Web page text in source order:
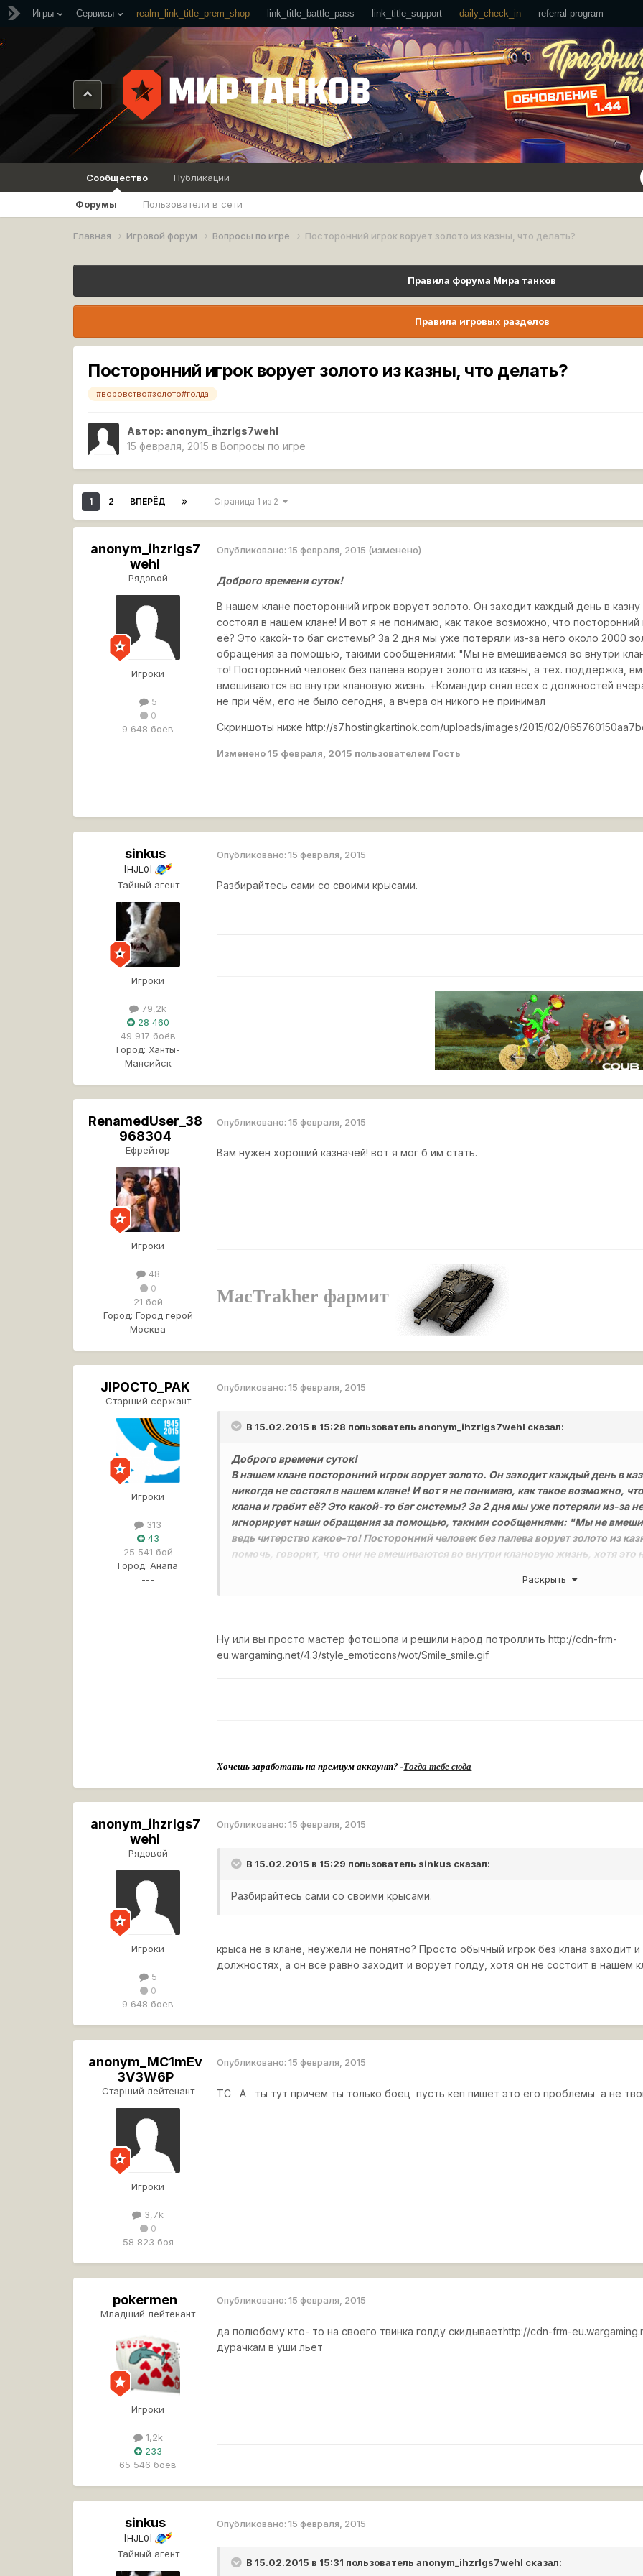
Игры Сервисы realm_link_title_prem_shop link_title_battle_pass link_title_support daily_check_in referral-program
Сообщество
Форумы Пользователи в сети
Публикации
Главная Игровой форум Вопросы по игре Посторонний игрок ворует золото из казны, что делать?
Правила форума Мира танков
Правила игровых разделов
Посторонний игрок ворует золото из казны, что делать?
#воровство#золото#голда
Автор: anonym_ihzrIgs7wehI
15 февраля, 2015 в Вопросы по игре
1 2 ВПЕРЁД Страница 1 из 2
anonym_ihzrIgs7
wehI
Рядовой
Игроки
5
0
9 648 боёв
Опубликовано:15 февраля, 2015 (изменено)
Доброго времени суток!
В нашем клане посторонний игрок ворует золото. Он заходит каждый день в
состоял в нашем клане! И вот я не понимаю, как такое возможно, что посторонний
её? Это какой-то баг системы? За 2 дня мы уже потеряли из-за него около 2000
обращения за помощью, такими сообщениями: "Мы не вмешиваемся во внутри
то! Посторонний человек без палева ворует золото из казны, а тех. поддержка,
вмешиваются во внутри клановую жизнь. +Командир снял всех с должностей
не при чём, его не было сегодня, а вчера он никого не принимал
Скриншоты нижеhttp://s7.hostingkartinok.com/uploads/images/2015/02/
Изменено 15 февраля, 2015 пользователем Гость
sinkus
[HJL0]
Тайный агент
Игроки
79,2k
28 460
49 917 боёв
Город: Ханты-
Мансийск
Опубликовано:15 февраля, 2015
Разбирайтесь сами со своими крысами.
RenamedUser_38
968304
Ефрейтор
Игроки
48
0
21 бой
Город: Город герой
Москва
Опубликовано:15 февраля, 2015
Вам нужен хороший казначей! вот я мог б им стать.
MacTrakher фармит
JlPOCTO_PAK
Старший сержант
Игроки
313
43
25 541 бой
Город: Анапа
---
Опубликовано:15 февраля, 2015
В 15.02.2015 в 15:28 пользовательanonym_ihzrIgs7wehI сказал:
Доброго времени суток!
В нашем клане посторонний игрок ворует золото. Он заходит каждый день в
никогда не состоял в нашем клане! И вот я не понимаю, как такое возможно,
клана и грабит её? Это какой-то баг системы? За 2 дня мы уже потеряли из-за
игнорирует наши обращения за помощью, такими сообщениями: "Мы не
ведь читерство какое-то! Посторонний человек без палева ворует золото из
помочь, говорит, что они не вмешиваются во внутри клановую жизнь, хотя это
http://s7.hostingkartinok.com/uploads/images/2015/02/
Раскрыть
Ну или вы просто мастер фотошопа и решили народ потроллитьhttp://cdn-frm-
eu.wargaming.net/4.3/style_emoticons/wot/Smile_smile.gif
Хочешь заработать на премиум аккаунт? -Тогда тебе сюда
anonym_ihzrIgs7
wehI
Рядовой
Игроки
5
0
9 648 боёв
Опубликовано:15 февраля, 2015
В 15.02.2015 в 15:29 пользователь sinkus сказал:
Разбирайтесь сами со своими крысами.
крыса не в клане, неужели не понятно? Просто обычный игрок без клана заходит
должностях, а он всё равно заходит и ворует голду, хотя он не состоит в нашем
anonym_MC1mEv
3V3W6P
Старший лейтенант
Игроки
3,7k
0
58 823 боя
Опубликовано:15 февраля, 2015
ТС А ты тут причем ты только боец пусть кеп пишет это его проблемы а не
pokermen
Младший лейтенант
Игроки
1,2k
233
65 546 боёв
Опубликовано:15 февраля, 2015
да полюбому кто- то на своего твинка голду скидываетhttp://cdn-frm-
дурачкам в уши льет
sinkus
[HJL0]
Тайный агент
Опубликовано:15 февраля, 2015
В 15.02.2015 в 15:31 пользовательanonym_ihzrIgs7wehI сказал: